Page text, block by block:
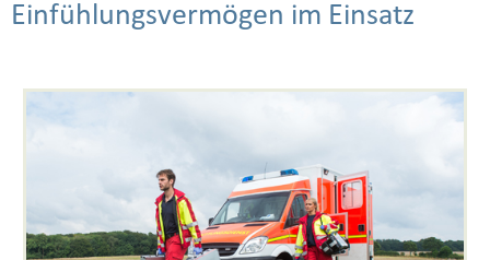
Einfühlungsvermögen im Einsatz